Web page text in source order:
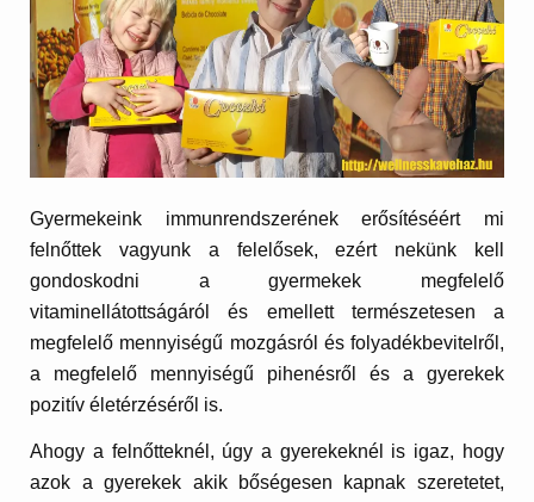
Gyermekeink immunrendszerének erősítéséért mi
felnőttek vagyunk a felelősek, ezért nekünk kell
gondoskodni a gyermekek megfelelő
vitaminellátottságáról és emellett természetesen a
megfelelő mennyiségű mozgásról és folyadékbevitelről,
a megfelelő mennyiségű pihenésről és a gyerekek
pozitív életérzéséről is.
Ahogy a felnőtteknél, úgy a gyerekeknél is igaz, hogy
azok a gyerekek akik bőségesen kapnak szeretetet,